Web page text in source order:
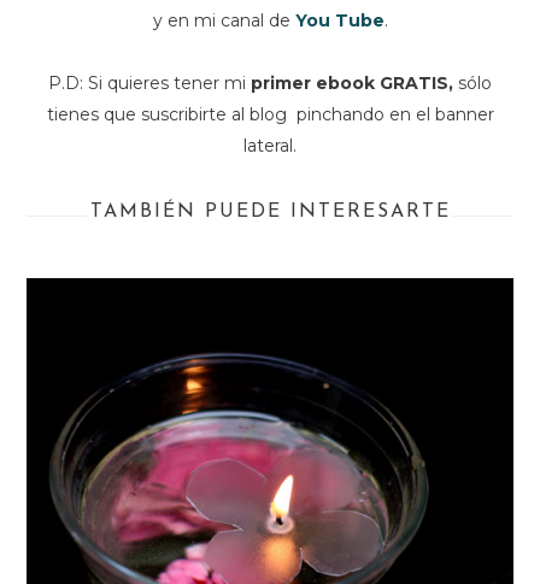
y en mi canal de You Tube.
P.D: Si quieres tener mi primer ebook GRATIS, sólo
tienes que suscribirte al blog pinchando en el banner
lateral.
TAMBIÉN PUEDE INTERESARTE